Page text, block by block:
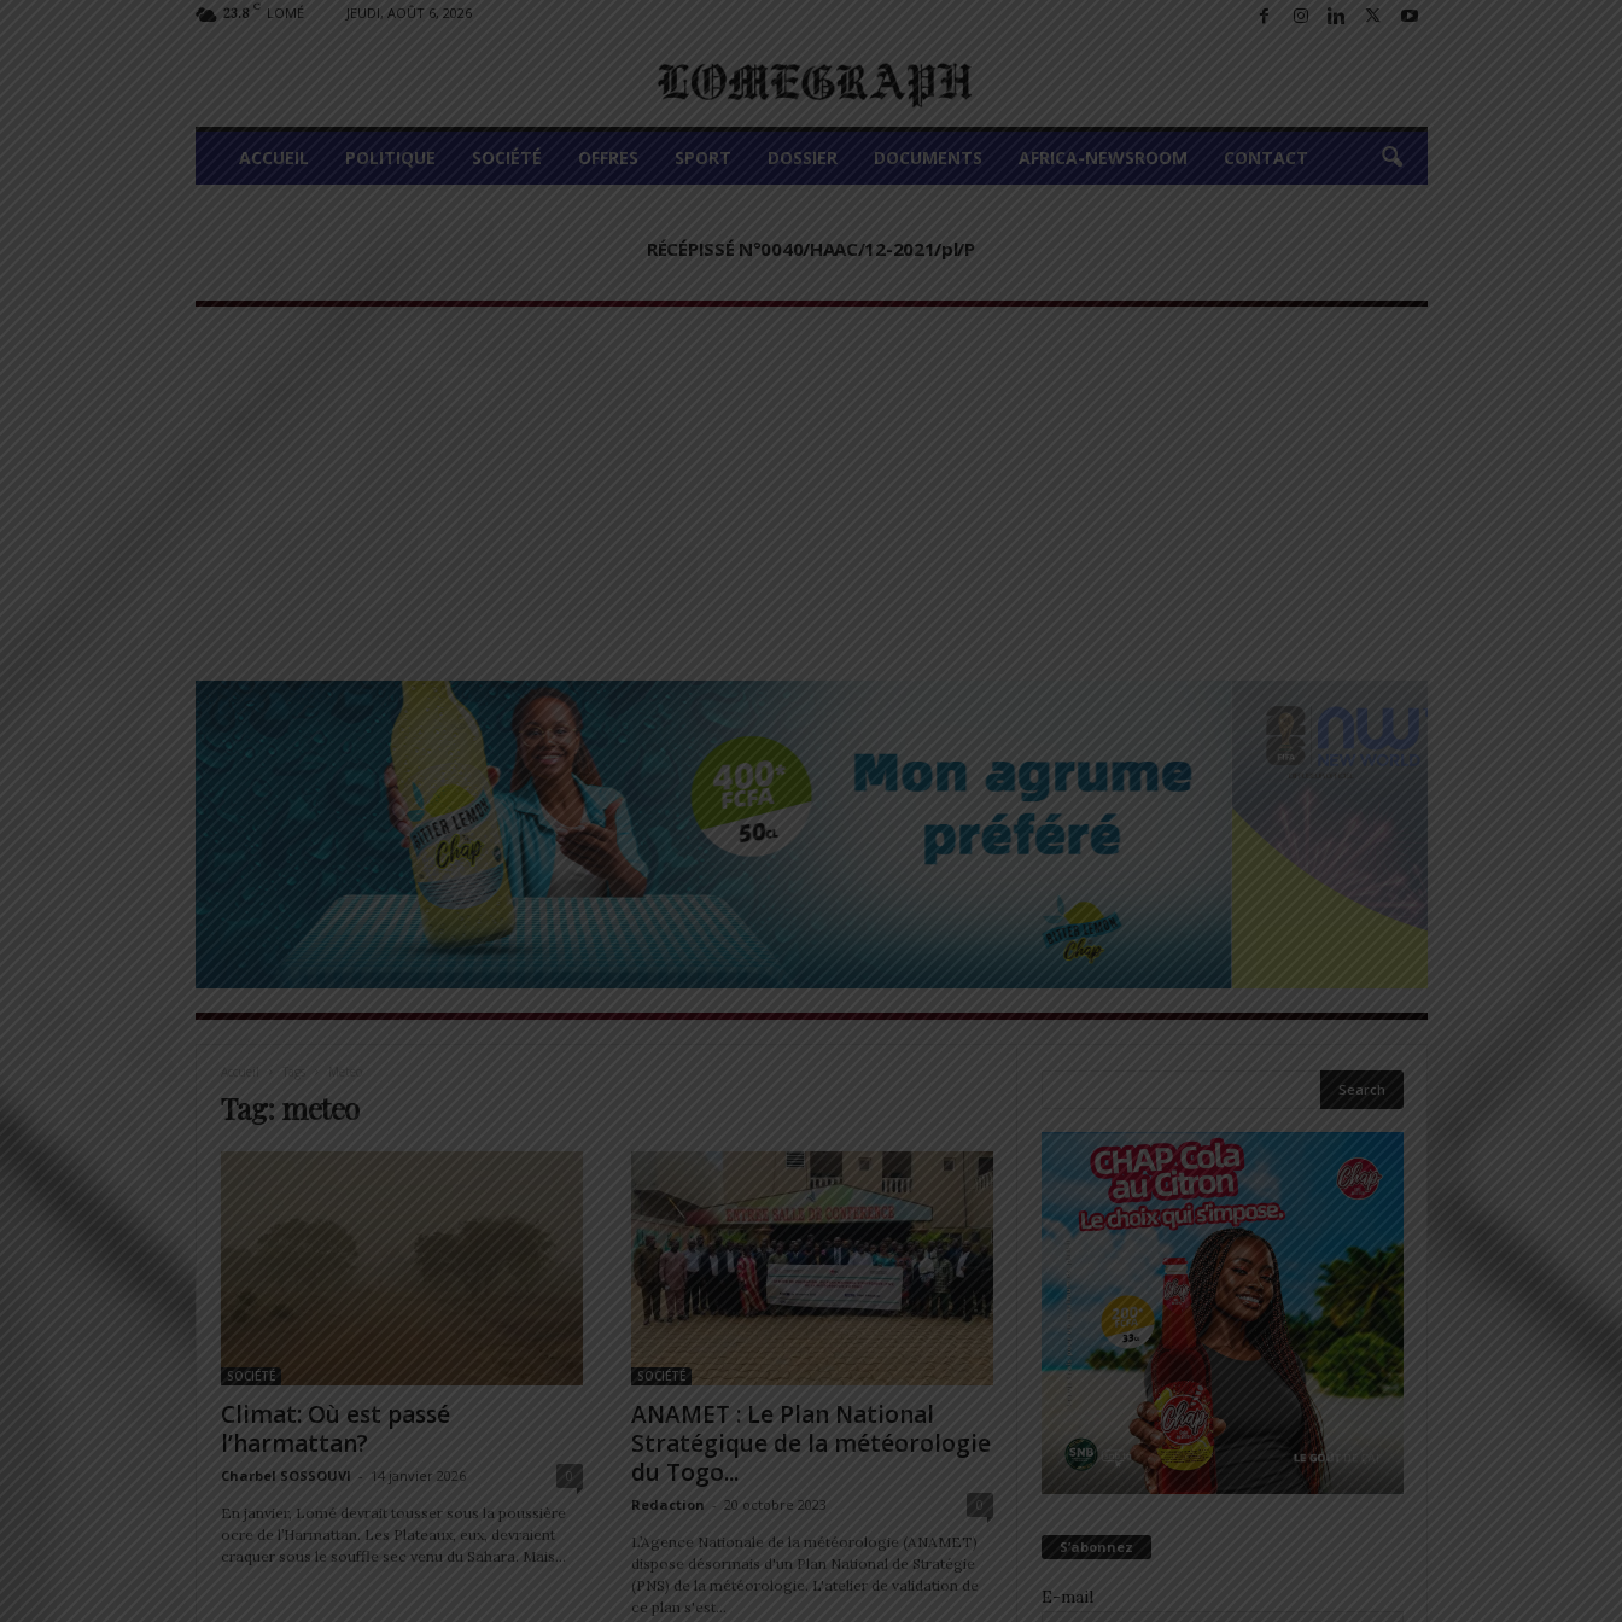
23.8 C LOMÉ JEUDI, AOÛT 6, 2026
L
M
ACCUEIL POLITIQUE SOCIÉTÉ OFFRES SPORT DOSSIER DOCUMENTS AFRICA-NEWSROOM CONTACT
RÉCÉPISSÉ N°0040/HAAC/12-2021/pl/P
Accueil Tags
Tag: meteo
SOCIÉTÉ
Climat: Où est passé
l’harmattan?
Charbel SOSSOUVI - 14 janvier 2026 0
En janvier, Lomé devrait tousser sous la poussière
ocre de l’Harmattan. Les Plateaux, eux, devraient
craquer sous le souffle sec venu du Sahara. Mais...
SOCIÉTÉ
ANAMET : Le Plan National
Stratégique de la météorologie
du Togo...
Redaction - 20 octobre 2023 0
L’Agence Nationale de la météorologie (ANAMET)
dispose désormais d'un Plan National de Stratégie
(PNS) de la météorologie. L'atelier de validation de
ce plan s'est...
S’abonnez
E-mail